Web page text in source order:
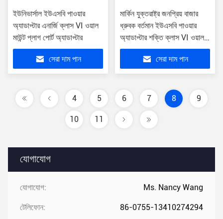
যোগাযোগ
যোগাযোগ: Ms. Nancy Wang
টেলিফোন: 86-0755-13410274294
ইউনিভার্সাল ইউএসবি পাওয়ার
অ্যাডাপ্টার এনার্জি ক্লাস VI ওয়াল
মাউন্ট প্লাগ পোর্ট অ্যাডাপ্টার
সেরা দাম পান
মার্কিন যুক্তরাষ্ট্র জনপ্রিয় বাজার
ধ্রুবক বর্তমান ইউএসবি পাওয়ার
অ্যাডাপ্টার শক্তি ক্লাস VI ওয়াল
মাউন্ট
সেরা দাম পান
4 5 6 7 8 9
10 11